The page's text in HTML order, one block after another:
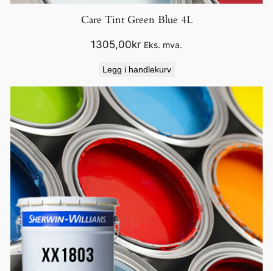
Care Tint Green Blue 4L
1305,00kr Eks. mva.
Legg i handlekurv